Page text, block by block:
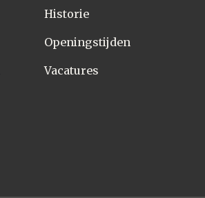
Historie
Openingstijden
Vacatures